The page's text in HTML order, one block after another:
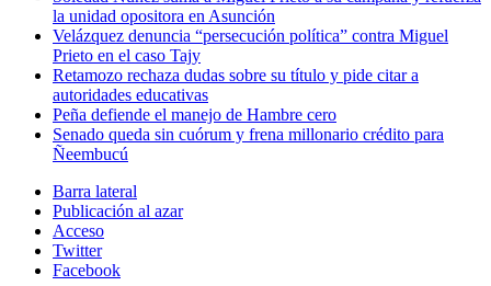
la unidad opositora en Asunción
Velázquez denuncia “persecución política” contra Miguel
Prieto en el caso Tajy
Retamozo rechaza dudas sobre su título y pide citar a
autoridades educativas
Peña defiende el manejo de Hambre cero
Senado queda sin cuórum y frena millonario crédito para
Ñeembucú
Barra lateral
Publicación al azar
Acceso
Twitter
Facebook